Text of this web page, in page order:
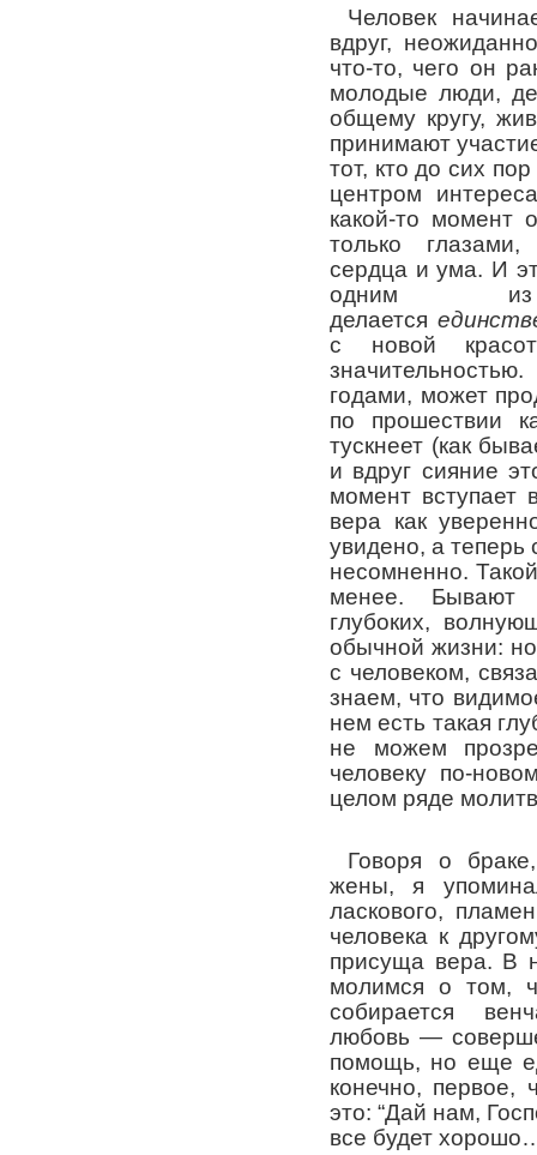
Человек
вдруг,
что-то, чего он
молодые люди,
общему кругу,
принимают
тот, кто до сих
центром
какой-то момент
только
сердца и ума. И
одним
делается
с новой
годами, может
по прошествии
тускнеет (как
и вдруг сияние
момент вступает
вера как
увидено, а
несомненно.
менее. Бывают
глубоких,
обычной жизни:
с человеком,
знаем, что
нем есть такая
не можем
человеку по-
целом ряде
Говоря о
жены, я
ласкового,
человека к
присуща вера. В
молимся о том,
собирается
любовь —
помощь, но еще
конечно, первое,
это: “Дай нам,
все будет